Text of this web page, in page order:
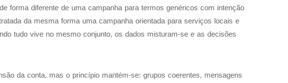
forma diferente de uma campanha para termos genéricos com intenção
da mesma forma uma campanha orientada para serviços locais e
tudo vive no mesmo conjunto, os dados misturam-se e as decisões
da conta, mas o princípio mantém-se: grupos coerentes, mensagens